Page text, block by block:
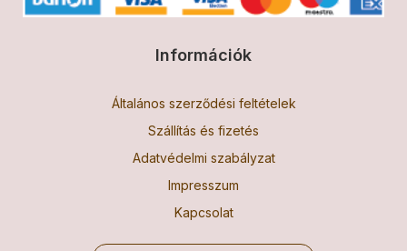
Információk
Általános szerződési feltételek
Szállítás és fizetés
Adatvédelmi szabályzat
Impresszum
Kapcsolat